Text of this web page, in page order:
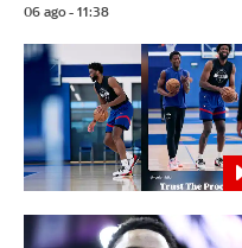
06 ago - 11:38